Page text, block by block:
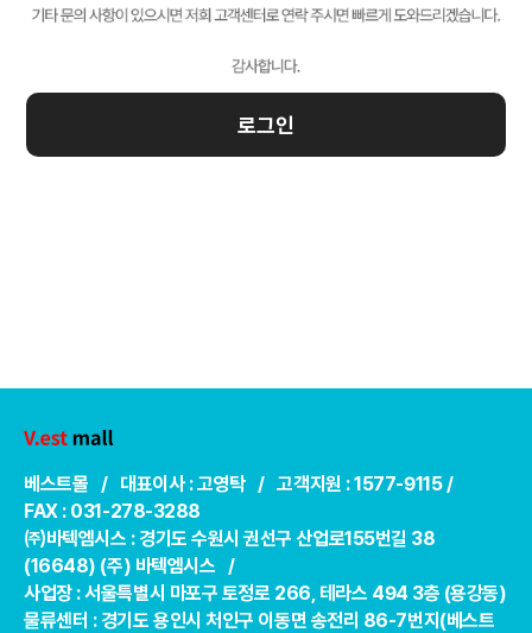
로그인
베스트몰 / 대표이사 : 고영탁 / 고객지원 : 1577-9115 /
FAX : 031-278-3288
㈜바텍엠시스 : 경기도 수원시 권선구 산업로155번길 38
(16648) (주) 바텍엠시스 /
사업장 : 서울특별시 마포구 토정로 266, 테라스 494 3층 (용강동)
물류센터 : 경기도 용인시 처인구 이동면 송전리 86-7번지(베스트